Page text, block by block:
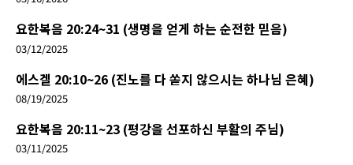
요한복음 20:24~31 (생명을 얻게 하는 순전한 믿음)
03/12/2025
에스겔 20:10~26 (진노를 다 쏟지 않으시는 하나님 은혜)
08/19/2025
요한복음 20:11~23 (평강을 선포하신 부활의 주님)
03/11/2025